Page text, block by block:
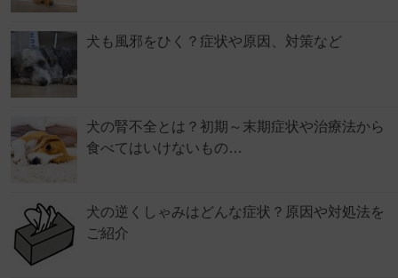
犬も風邪をひく？症状や原因、対策など
犬の腎不全とは？初期～末期症状や治療法から
食べてはいけないもの…
犬の逆くしゃみはどんな症状？原因や対処法を
ご紹介